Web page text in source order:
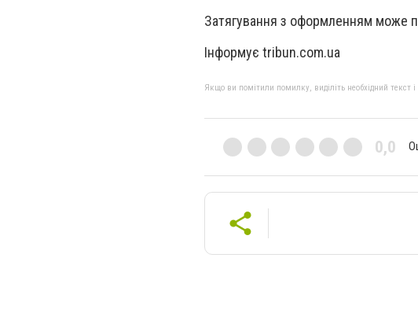
Затягування з оформленням може
Інформує tribun.com.ua
Якщо ви помітили помилку, виділіть необхідний текст
0,0